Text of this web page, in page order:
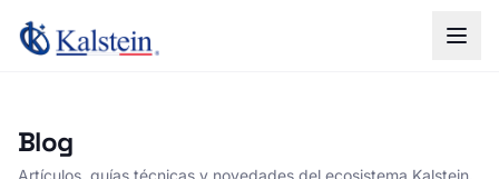
Blog
Artículos, guías técnicas y novedades del ecosistema Kalstein.